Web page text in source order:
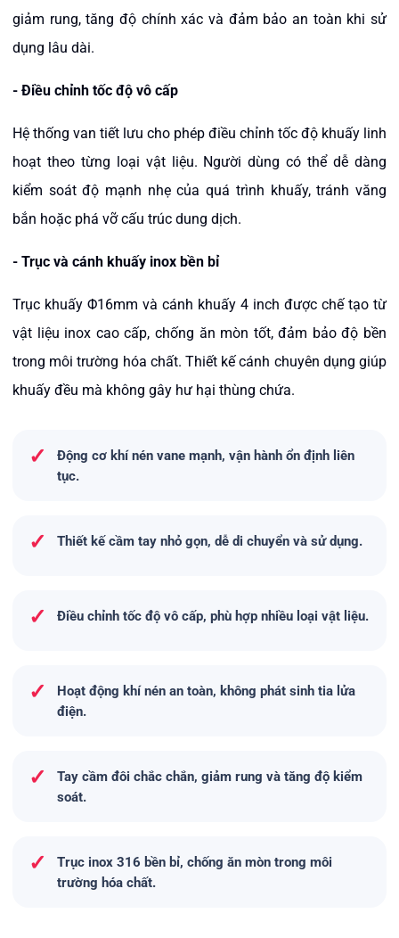
giảm rung, tăng độ chính xác và đảm bảo an toàn khi sử
dụng lâu dài.
- Điều chỉnh tốc độ vô cấp
Hệ thống van tiết lưu cho phép điều chỉnh tốc độ khuấy linh
hoạt theo từng loại vật liệu. Người dùng có thể dễ dàng
kiểm soát độ mạnh nhẹ của quá trình khuấy, tránh văng
bắn hoặc phá vỡ cấu trúc dung dịch.
- Trục và cánh khuấy inox bền bỉ
Trục khuấy Φ16mm và cánh khuấy 4 inch được chế tạo từ
vật liệu inox cao cấp, chống ăn mòn tốt, đảm bảo độ bền
trong môi trường hóa chất. Thiết kế cánh chuyên dụng giúp
khuấy đều mà không gây hư hại thùng chứa.
✓
Động cơ khí nén vane mạnh, vận hành ổn định liên
tục.
✓ Thiết kế cầm tay nhỏ gọn, dễ di chuyển và sử dụng.
✓ Điều chỉnh tốc độ vô cấp, phù hợp nhiều loại vật liệu.
✓
Hoạt động khí nén an toàn, không phát sinh tia lửa
điện.
✓
Tay cầm đôi chắc chắn, giảm rung và tăng độ kiểm
soát.
✓
Trục inox 316 bền bỉ, chống ăn mòn trong môi
trường hóa chất.